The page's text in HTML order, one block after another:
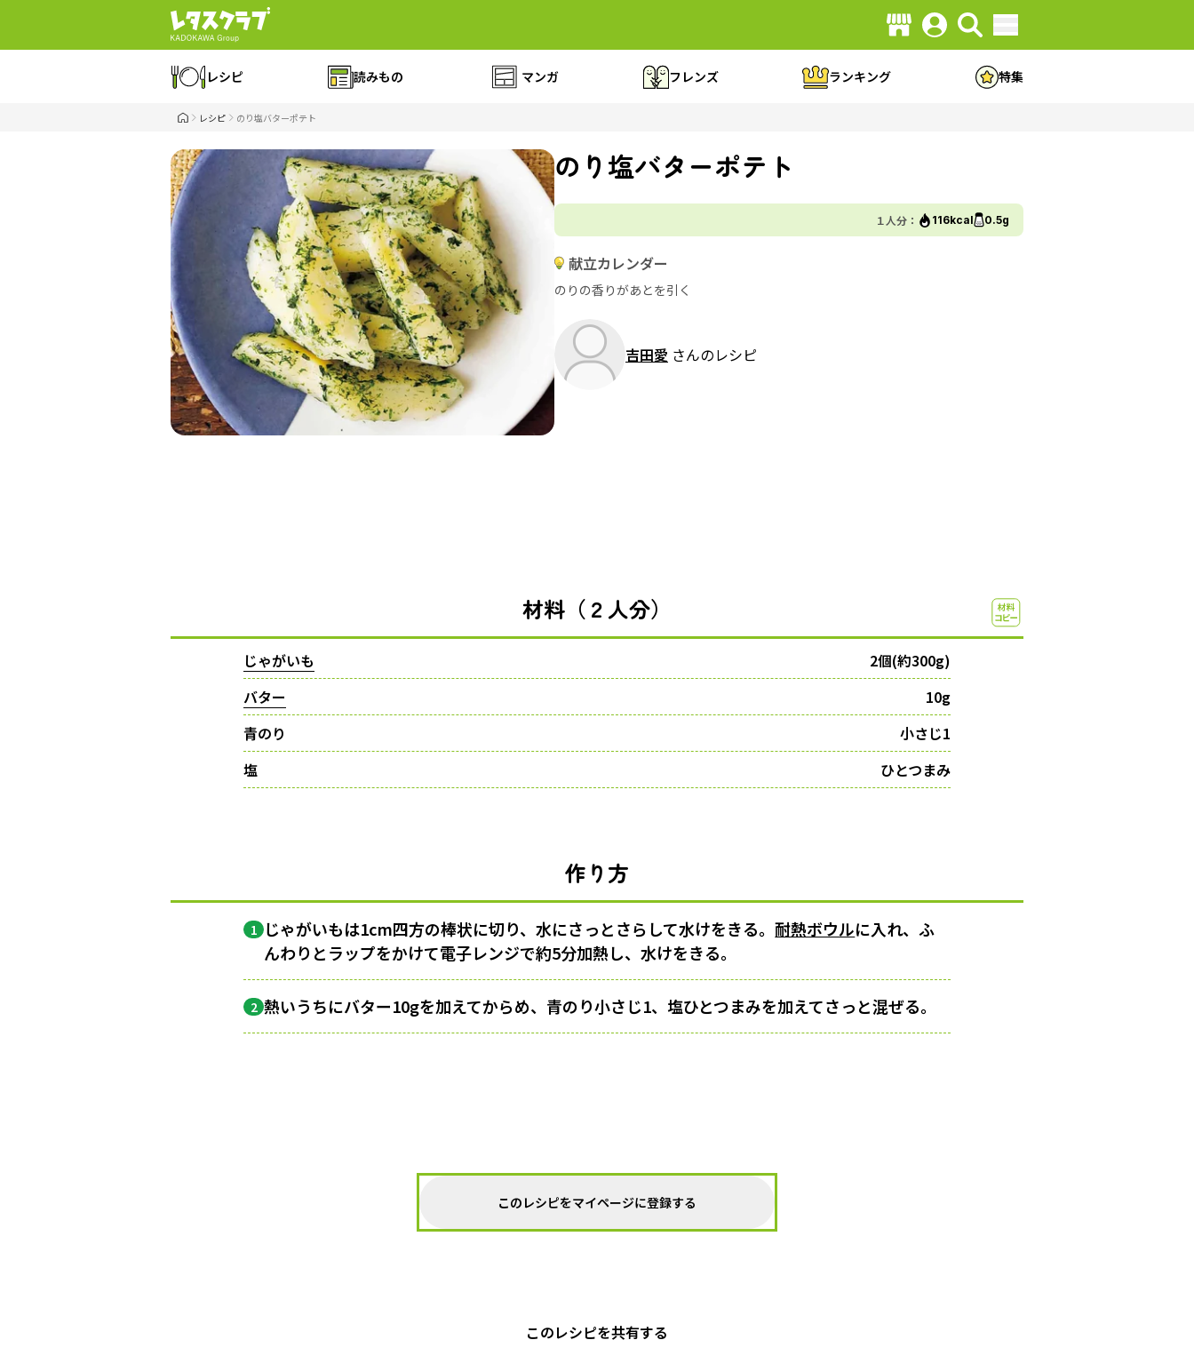
レシピ 読みもの マンガ フレンズ ランキング 特集
レシピ のり塩バターポテト
のり塩バターポテト
１人分： 116kcal 0.5g
献立カレンダー
のりの香りがあとを引く
吉田愛 さんのレシピ
材料（２人分）
じゃがいも
2個(約300g)
バター
10g
青のり
小さじ1
塩
ひとつまみ
作り方
1 じゃがいもは1cm四方の棒状に切り、水にさっとさらして水けをきる。耐熱ボウルに入れ、ふ
んわりとラップをかけて電子レンジで約5分加熱し、水けをきる。
2 熱いうちにバター10gを加えてからめ、青のり小さじ1、塩ひとつまみを加えてさっと混ぜる。
このレシピをマイページに登録する
このレシピを共有する